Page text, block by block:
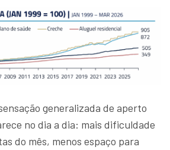
generalizada de aperto
no dia a dia: mais dificuldade
do mês, menos espaço para